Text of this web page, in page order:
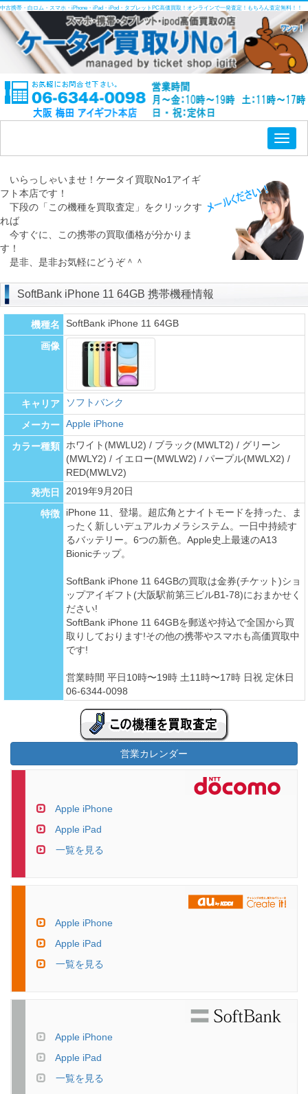
中古携帯・白ロム・スマホ・iPhone・iPad・iPod・タブレットPC高価買取！オンラインで一発査定！もちろん査定無料！！
いらっしゃいませ！ケータイ買取No1アイギ
フト本店です！
下段の「この機種を買取査定」をクリックす
れば
今すぐに、この携帯の買取価格が分かりま
す！
是非、是非お気軽にどうぞ＾＾
SoftBank iPhone 11 64GB 携帯機種情報
機種名 SoftBank iPhone 11 64GB
画像
キャリア ソフトバンク
メーカー Apple iPhone
カラー種類 ホワイト(MWLU2) / ブラック(MWLT2) / グリーン
(MWLY2) / イエロー(MWLW2) / パープル(MWLX2) /
RED(MWLV2)
発売日
2019年9月20日
特徴
iPhone 11、登場。超広角とナイトモードを持った、ま
ったく新しいデュアルカメラシステム。一日中持続す
るバッテリー。6つの新色。Apple史上最速のA13
Bionicチップ。
SoftBank iPhone 11 64GBの買取は金券(チケット)ショ
ップアイギフト(大阪駅前第三ビルB1-78)におまかせく
ださい!
SoftBank iPhone 11 64GBを郵送や持込で全国から買
取りしております!その他の携帯やスマホも高価買取中
です!
営業時間 平日10時〜19時 土11時〜17時 日祝 定休日
06-6344-0098
営業カレンダー
Apple iPhone
Apple iPad
一覧を見る
Apple iPhone
Apple iPad
一覧を見る
Apple iPhone
Apple iPad
一覧を見る